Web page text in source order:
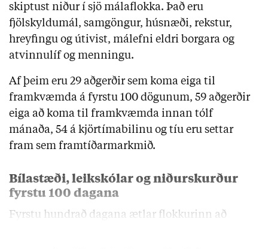
skiptust niður í sjö málaflokka. Það eru
fjölskyldumál, samgöngur, húsnæði, rekstur,
hreyfingu og útivist, málefni eldri borgara og
atvinnulíf og menningu.
Af þeim eru 29 aðgerðir sem koma eiga til
framkvæmda á fyrstu 100 dögunum, 59 aðgerðir
eiga að koma til framkvæmda innan tólf
mánaða, 54 á kjörtímabilinu og tíu eru settar
fram sem framtíðarmarkmið.
Bílastæði, leikskólar og niðurskurður
fyrstu 100 dagana
Fyrstu hundrað dagana ætlar flokkurinn að